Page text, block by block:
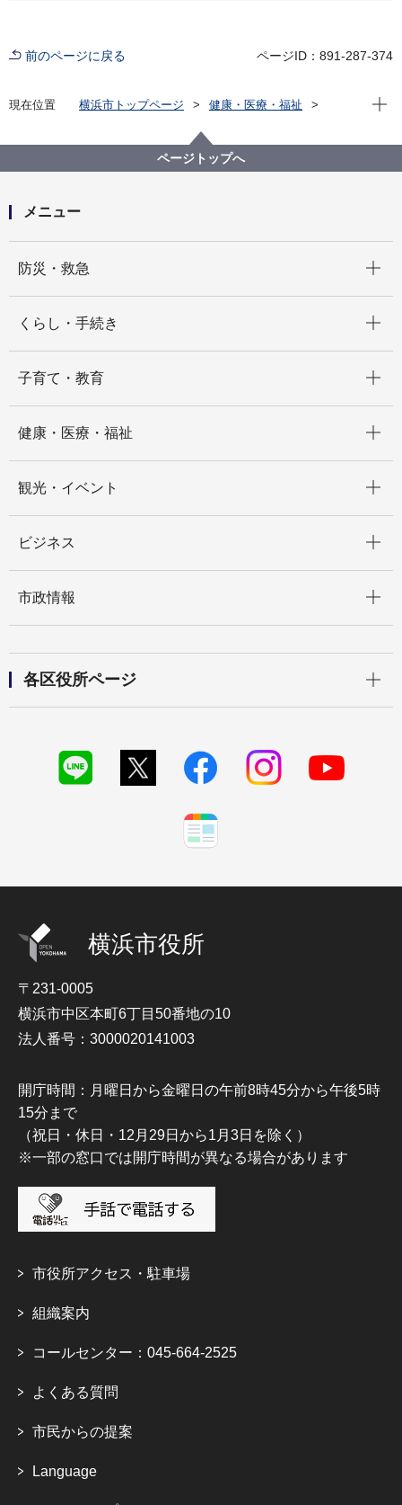
前のページに戻る ページID：891-287-374
現在位置 横浜市トップページ
健康・医療・福祉
障害者差別解消法への対応
精神障害
（障害者差別事例35）精神障害 その他
現在
ページトップへ
メニュー
防災・救急
くらし・手続き
子育て・教育
健康・医療・福祉
観光・イベント
ビジネス
市政情報
各区役所ページ
横浜市役所
〒231-0005
横浜市中区本町6丁目50番地の10
法人番号：3000020141003
開庁時間：月曜日から金曜日の午前8時45分から午後5時
15分まで
（祝日・休日・12月29日から1月3日を除く）
※一部の窓口では開庁時間が異なる場合があります
市役所アクセス・駐車場
組織案内
コールセンター：045-664-2525
よくある質問
市民からの提案
Language